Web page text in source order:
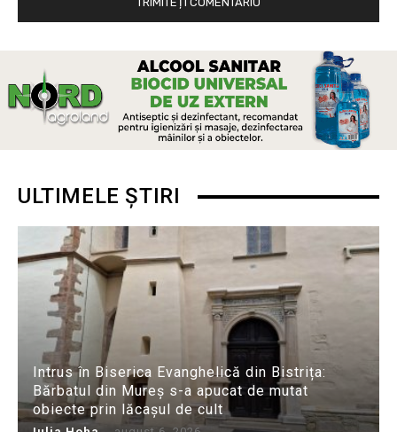
ULTIMELE ȘTIRI
Intrus în Biserica Evanghelică din Bistrița:
Bărbatul din Mureș s-a apucat de mutat
obiecte prin lăcașul de cult